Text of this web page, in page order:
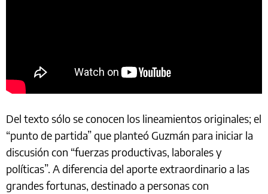
Del texto sólo se conocen los lineamientos originales; el
“punto de partida” que planteó Guzmán para iniciar la
discusión con “fuerzas productivas, laborales y
políticas”. A diferencia del aporte extraordinario a las
grandes fortunas, destinado a personas con